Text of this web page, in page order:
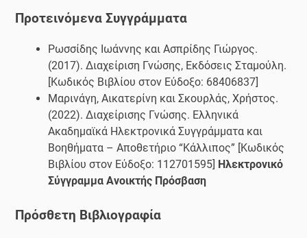
Προτεινόμενα Συγγράμματα
Ρωσσίδης Ιωάννης και Ασπρίδης Γιώργος.
(2017). Διαχείριση Γνώσης, Εκδόσεις Σταμούλη.
[Κωδικός Βιβλίου στον Εύδοξο: 68406837]
Μαρινάγη, Αικατερίνη και Σκουρλάς, Χρήστος.
(2022). Διαχείρισης Γνώσης. Ελληνικά
Ακαδημαϊκά Ηλεκτρονικά Συγγράμματα και
Βοηθήματα – Αποθετήριο “Κάλλιπος” [Κωδικός
Βιβλίου στον Εύδοξο: 112701595] Ηλεκτρονικό
Σύγγραμμα Ανοικτής Πρόσβαση
Πρόσθετη Βιβλιογραφία